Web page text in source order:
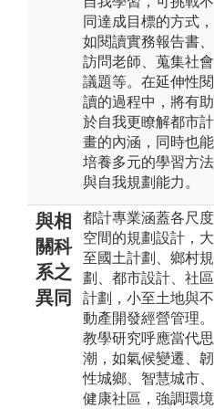
同達成目標的方式，
如閱讀實務報告書、
訪問老師、蒐集社會
議題等。在延伸性閱
讀的過程中，將有助
於自我更瞭解都市計
畫的內涵，同時也能
培養多元的學習方法
與自我規劃能力。
與相
關科
系之
異同
都計專業涵蓋各尺度
空間的規劃設計，大
至國土計劃、鄉村規
劃、都市設計、社區
計劃，小至土地與不
動產開發經營管理。
教學研究呼應當代思
潮，如氣候變遷、韌
性城鄉、智慧城市、
健康社區，強調環境